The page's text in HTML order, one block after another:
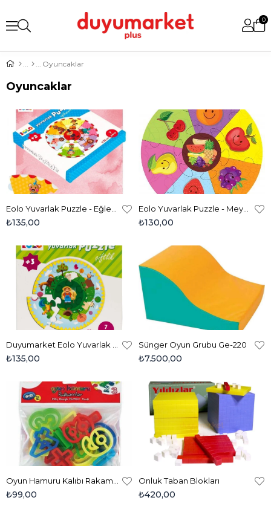
0
Oyuncaklar
Oyuncaklar
₺135,00 ₺130,00
₺135,00
Sünger Oyun Grubu Ge-220
₺7.500,00
₺99,00
Onluk Taban Blokları
₺420,00